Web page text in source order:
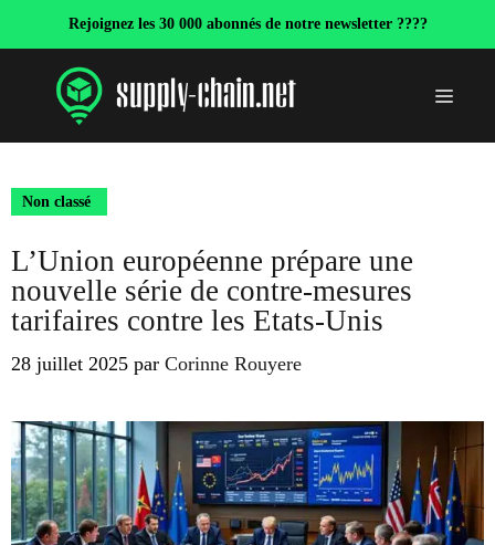
Rejoignez les 30 000 abonnés de notre newsletter ????
Menu
Non classé
L’Union européenne prépare une
nouvelle série de contre-mesures
tarifaires contre les Etats-Unis
28 juillet 2025 par Corinne Rouyere